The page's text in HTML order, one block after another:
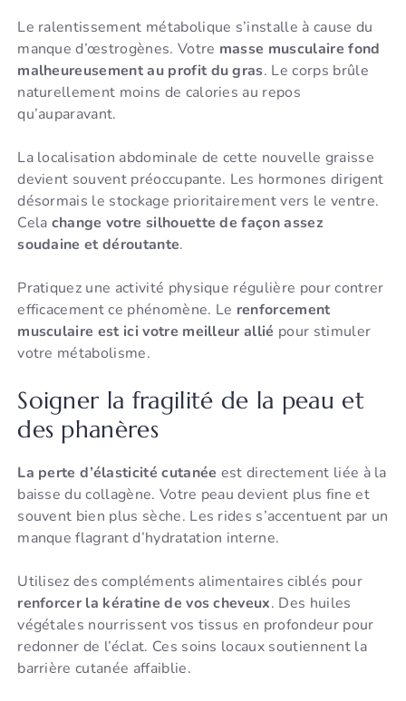
Le ralentissement métabolique s’installe à cause du
manque d’œstrogènes. Votre masse musculaire fond
malheureusement au profit du gras. Le corps brûle
naturellement moins de calories au repos
qu’auparavant.
La localisation abdominale de cette nouvelle graisse
devient souvent préoccupante. Les hormones dirigent
désormais le stockage prioritairement vers le ventre.
Cela change votre silhouette de façon assez
soudaine et déroutante.
Pratiquez une activité physique régulière pour contrer
efficacement ce phénomène. Le renforcement
musculaire est ici votre meilleur allié pour stimuler
votre métabolisme.
Soigner la fragilité de la peau et
des phanères
La perte d’élasticité cutanée est directement liée à la
baisse du collagène. Votre peau devient plus fine et
souvent bien plus sèche. Les rides s’accentuent par un
manque flagrant d’hydratation interne.
Utilisez des compléments alimentaires ciblés pour
renforcer la kératine de vos cheveux. Des huiles
végétales nourrissent vos tissus en profondeur pour
redonner de l’éclat. Ces soins locaux soutiennent la
barrière cutanée affaiblie.